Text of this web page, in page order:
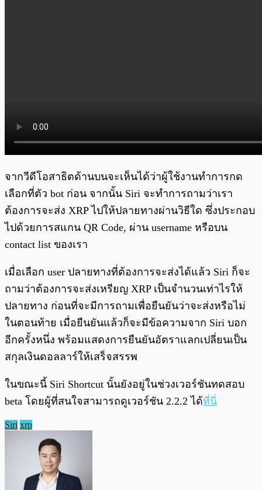
จากวีดีโอสาธิตด้านบนจะเห็นได้ว่าผู้ใช้งานทำการกด
เลือกที่ตัว bot ก่อน จากนั้น Siri จะทำการถามว่าเรา
ต้องการจะส่ง XRP ไปให้ปลายทางผ่านวิธีใด ซึ่งประกอบ
ไปด้วยการสแกน QR Code, ผ่าน username หรือบน
contact list ของเรา
เมื่อเลือก user ปลายทางที่ต้องการจะส่งได้แล้ว Siri ก็จะ
ถามว่าต้องการจะส่งเหรียญ XRP เป็นจำนวนเท่าไรให้
ปลายทาง ก่อนที่จะมีการถามเพื่อยืนยันว่าจะส่งหรือไม่
ในตอนท้าย เมื่อยืนยันแล้วก็จะมีข้อความจาก Siri บอก
อีกครั้งหนึ่ง พร้อมแสดงการยืนยันอัตราแลกเปลี่ยนเป็น
สกุลเงินดอลลาร์ให้เสร็จสรรพ
ในขณะนี้ Siri Shortcut นั้นยังอยู่ในช่วงเวอร์ชันทดสอบ
beta โดยผู้ที่สนใจสามารถดูเวอร์ชัน 2.2.2 ได้ที่นี่
Siri xrp